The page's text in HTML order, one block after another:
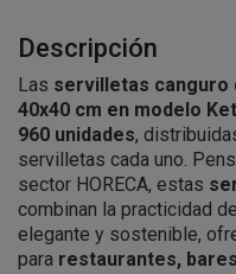
Descripción
Las servilletas canguro
40x40 cm en modelo
960 unidades,
servilletas cada uno.
sector HORECA, estas
combinan la practicidad
elegante y sostenible,
para restaurantes,